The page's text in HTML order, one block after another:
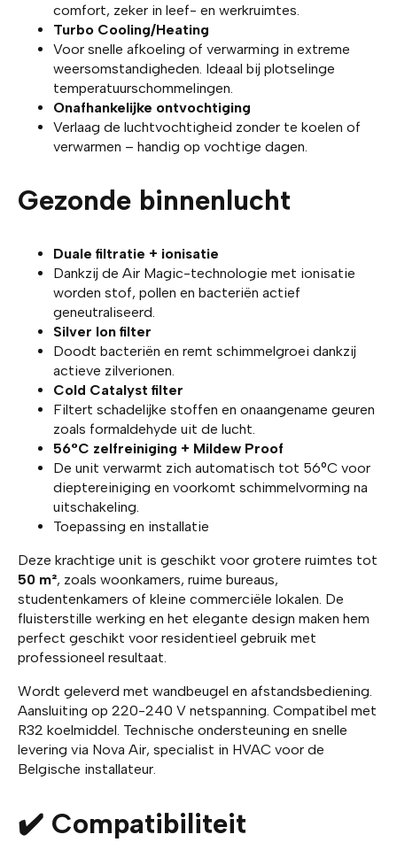
comfort, zeker in leef- en werkruimtes.
Turbo Cooling/Heating
Voor snelle afkoeling of verwarming in extreme
weersomstandigheden. Ideaal bij plotselinge
temperatuurschommelingen.
Onafhankelijke ontvochtiging
Verlaag de luchtvochtigheid zonder te koelen of
verwarmen – handig op vochtige dagen.
Gezonde binnenlucht
Duale filtratie + ionisatie
Dankzij de Air Magic-technologie met ionisatie
worden stof, pollen en bacteriën actief
geneutraliseerd.
Silver Ion filter
Doodt bacteriën en remt schimmelgroei dankzij
actieve zilverionen.
Cold Catalyst filter
Filtert schadelijke stoffen en onaangename geuren
zoals formaldehyde uit de lucht.
56°C zelfreiniging + Mildew Proof
De unit verwarmt zich automatisch tot 56°C voor
dieptereiniging en voorkomt schimmelvorming na
uitschakeling.
Toepassing en installatie
Deze krachtige unit is geschikt voor grotere ruimtes tot
50 m², zoals woonkamers, ruime bureaus,
studentenkamers of kleine commerciële lokalen. De
fluisterstille werking en het elegante design maken hem
perfect geschikt voor residentieel gebruik met
professioneel resultaat.
Wordt geleverd met wandbeugel en afstandsbediening.
Aansluiting op 220-240 V netspanning. Compatibel met
R32 koelmiddel. Technische ondersteuning en snelle
levering via Nova Air, specialist in HVAC voor de
Belgische installateur.
✔️ Compatibiliteit